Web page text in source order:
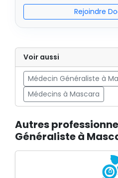
Rejoindre
Voir aussi
Médecin Généraliste à
Médecins à Mascara
Autres
Généraliste à